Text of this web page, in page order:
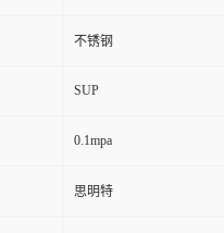
不锈钢
SUP
0.1mpa
思明特